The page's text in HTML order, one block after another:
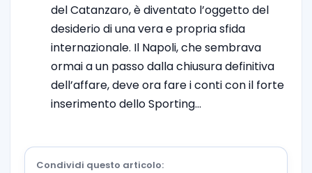
del Catanzaro, è diventato l’oggetto del
desiderio di una vera e propria sfida
internazionale. Il Napoli, che sembrava
ormai a un passo dalla chiusura definitiva
dell’affare, deve ora fare i conti con il forte
inserimento dello Sporting…
Condividi questo articolo: